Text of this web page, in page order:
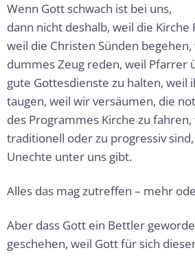
Wenn Gott schwach ist bei uns,
dann nicht deshalb, weil die Kirche
weil die Christen Sünden
dummes Zeug reden, weil Pfarrer
gute Gottesdienste zu halten, weil
taugen, weil wir versäumen, die
des Programmes Kirche zu
traditionell oder zu progressiv
Unechte unter uns gibt.
Alles das mag zutreffen – mehr
Aber dass Gott ein Bettler
geschehen, weil Gott für sich